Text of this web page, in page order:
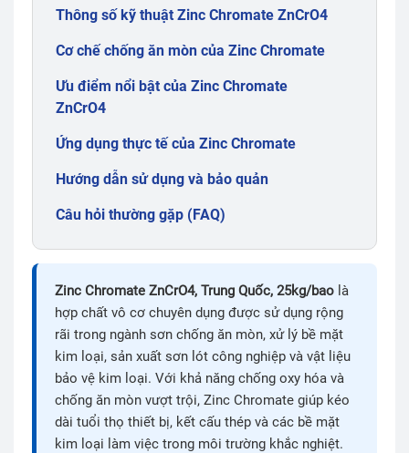
Thông số kỹ thuật Zinc Chromate ZnCrO4
Cơ chế chống ăn mòn của Zinc Chromate
Ưu điểm nổi bật của Zinc Chromate
ZnCrO4
Ứng dụng thực tế của Zinc Chromate
Hướng dẫn sử dụng và bảo quản
Câu hỏi thường gặp (FAQ)
Zinc Chromate ZnCrO4, Trung Quốc, 25kg/bao là
hợp chất vô cơ chuyên dụng được sử dụng rộng
rãi trong ngành sơn chống ăn mòn, xử lý bề mặt
kim loại, sản xuất sơn lót công nghiệp và vật liệu
bảo vệ kim loại. Với khả năng chống oxy hóa và
chống ăn mòn vượt trội, Zinc Chromate giúp kéo
dài tuổi thọ thiết bị, kết cấu thép và các bề mặt
kim loại làm việc trong môi trường khắc nghiệt.